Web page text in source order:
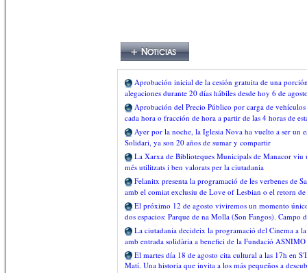
Aprobación inicial de la cesión gratuita de una
alegaciones durante 20 días hábiles desde hoy 6 de
Aprobación del Precio Público por carga de
cada hora o fracción de hora a partir de las 4 horas de
Ayer por la noche, la Iglesia Nova ha vuelto a ser un
Solidari, ya son 20 años de sumar y compartir
La Xarxa de Biblioteques Municipals de Manacor viu
més utilitzats i ben valorats per la ciutadania
Felanitx presenta la programació de les verbenes de
amb el comiat exclusiu de Love of Lesbian o el retorn
El próximo 12 de agosto viviremos un momento
dos espacios: Parque de na Molla (Son Fangos). Campo
La ciutadania decideix la programació del Cinema a
amb entrada solidària a benefici de la Fundació ASNIMO
El martes día 18 de agosto cita cultural a las 17h en
Matí. Una historia que invita a los más pequeños a